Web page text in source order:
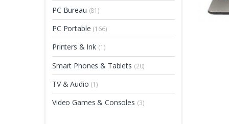
PC Bureau (81)
PC Portable (166)
Printers & Ink (1)
Smart Phones & Tablets (20)
TV & Audio (1)
Video Games & Consoles (3)